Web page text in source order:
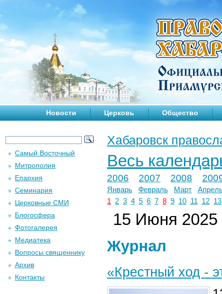
Новости Церковь Общество
Хабаровск
Весь
2006 2007 2008
Январь Февраль Март
1
2 3 4 5 6 7 8 9 10 11 12 13
15 Июня 2025
Журнал
«Крестный ход -
Самый Восточный
Митрополия
Епархия
Семинария
Церковные СМИ
Блогосфера
Фотогалерея
Медиатека
Вопросы священнику
Архив
Контакты